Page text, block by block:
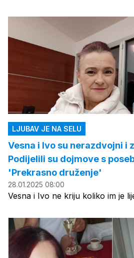
LJUBAV JE NA SELU
Vesna i Ivo su nerazdvojni i
Podijelili su dojmove s
'Prekrasno druženje'
28.01.2025 08:00
Vesna i Ivo ne kriju koliko im je